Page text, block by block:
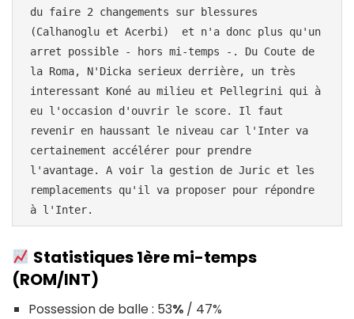
du faire 2 changements sur blessures
(Calhanoglu et Acerbi)  et n'a donc plus qu'un
arret possible - hors mi-temps -. Du Coute de
la Roma, N'Dicka serieux derrière, un très
interessant Koné au milieu et Pellegrini qui à
eu l'occasion d'ouvrir le score. Il faut
revenir en haussant le niveau car l'Inter va
certainement accélérer pour prendre
l'avantage. A voir la gestion de Juric et les
remplacements qu'il va proposer pour répondre
à l'Inter.
Statistiques 1ère mi-temps
(ROM/INT)
Possession de balle : 53%/ 47%